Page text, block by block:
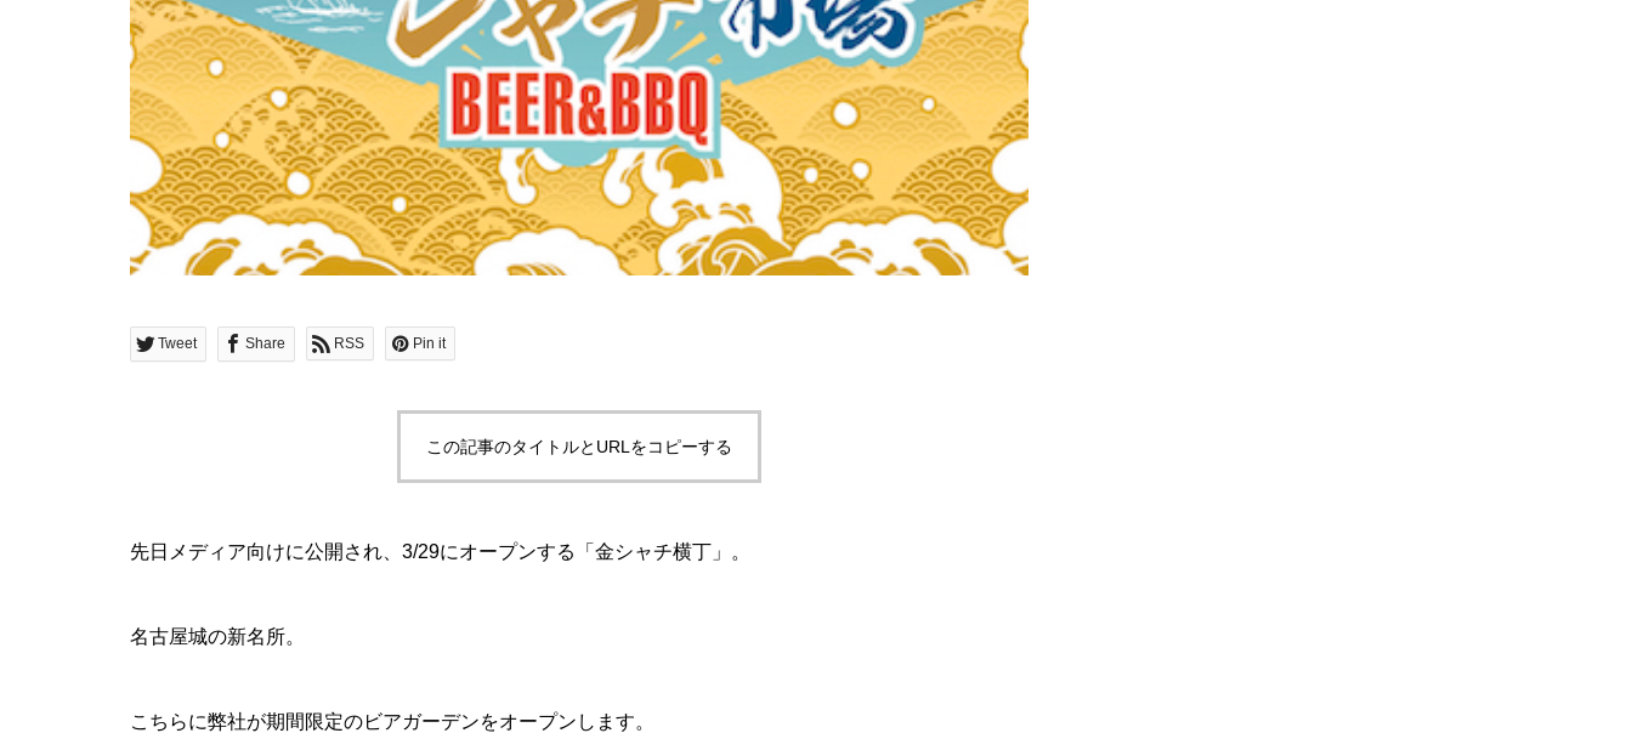
Tweet Share RSS Pin it
この記事のタイトルとURLをコピーする
先日メディア向けに公開され、3/29にオープンする「金シャチ横丁」。
名古屋城の新名所。
こちらに弊社が期間限定のビアガーデンをオープンします。